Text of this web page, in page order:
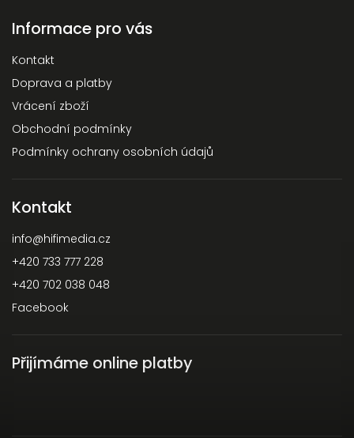
Informace pro vás
Kontakt
Doprava a platby
Vrácení zboží
Obchodní podmínky
Podmínky ochrany osobních údajů
Kontakt
info@hifimedia.cz
+420 733 777 228
+420 702 038 048
Facebook
Přijímáme online platby